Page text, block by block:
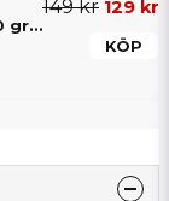
Spolarvätska mix 4L mopedbil -20 grader
149 kr 129 kr
KÖP